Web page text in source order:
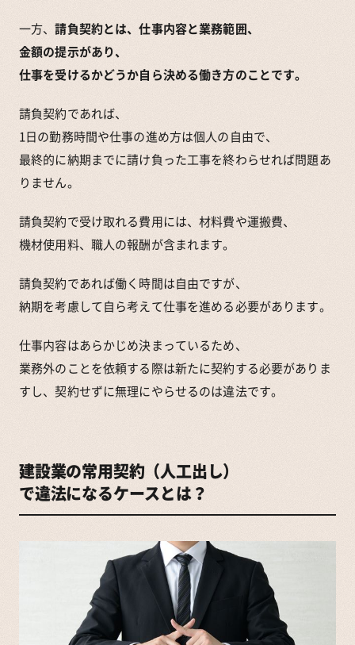
一方、請負契約とは、仕事内容と業務範囲、
金額の提示があり、
仕事を受けるかどうか自ら決める働き方のことです。
請負契約であれば、
1日の勤務時間や仕事の進め方は個人の自由で、
最終的に納期までに請け負った工事を終わらせれば問題あ
りません。
請負契約で受け取れる費用には、材料費や運搬費、
機材使用料、職人の報酬が含まれます。
請負契約であれば働く時間は自由ですが、
納期を考慮して自ら考えて仕事を進める必要があります。
仕事内容はあらかじめ決まっているため、
業務外のことを依頼する際は新たに契約する必要がありま
すし、契約せずに無理にやらせるのは違法です。
建設業の常用契約（人工出し）
で違法になるケースとは？